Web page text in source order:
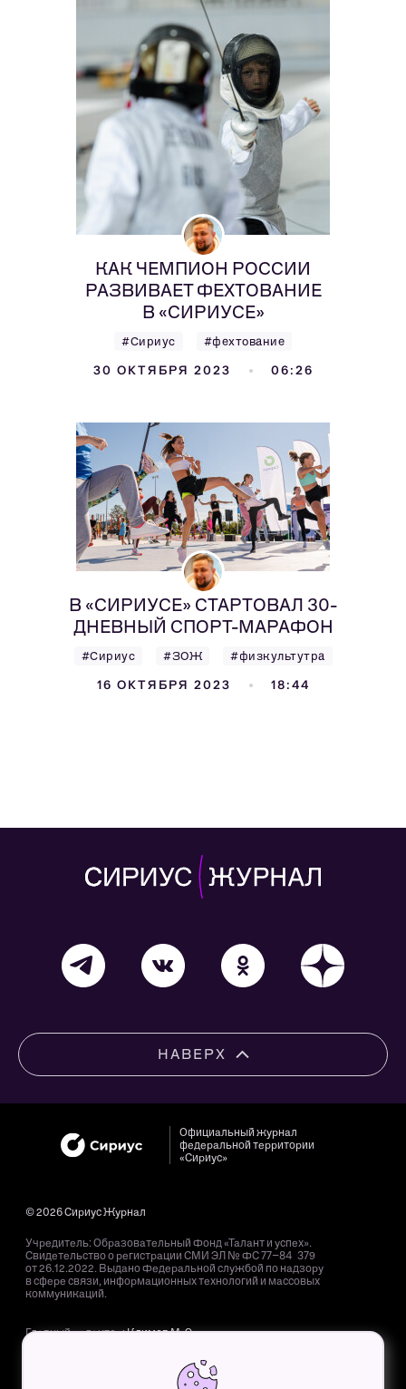
КАК ЧЕМПИОН РОССИИ
РАЗВИВАЕТ ФЕХТОВАНИЕ
В «СИРИУСЕ»
#Сириус #фехтование
30 ОКТЯБРЯ 2023 06:26
В «СИРИУСЕ» СТАРТОВАЛ 30-
ДНЕВНЫЙ СПОРТ-МАРАФОН
#Сириус #ЗОЖ #физкультутра
16 ОКТЯБРЯ 2023 18:44
НАВЕРХ
© 2026 Сириус Журнал
Учредитель: Образовательный Фонд «Талант и успех».
Свидетельство о регистрации СМИ ЭЛ № ФС 77−84 379
от 26.12.2022. Выдано Федеральной службой по надзору
в сфере связи, информационных технологий и массовых
коммуникаций.
Главный редактор:Климов М. Э.
Адрес электронной почты редакции:
.
Официальный журнал
федеральной территории
«Сириус»